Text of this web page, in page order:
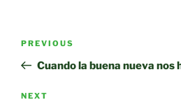
Previous
Post
PREVIOUS
Cuando la buena nueva nos
Next
NEXT